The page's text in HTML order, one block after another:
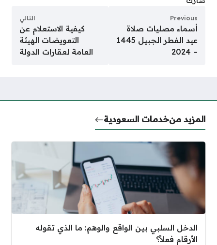
Previous
أسماء مصليات صلاة
عيد الفطر الجبيل 1445
– 2024
التالي
كيفية الاستعلام عن
التعويضات الهيئة
العامة لعقارات الدولة
المزيد منخدمات السعودية
الدخل السلبي بين الواقع والوهم: ما الذي تقوله
الأرقام فعلاً؟